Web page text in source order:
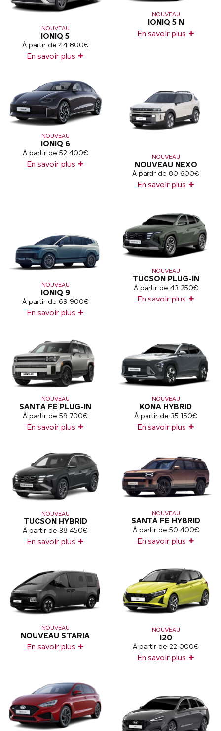
NOUVEAU
IONIQ 5
À partir de 44 800€
En savoir plus +
NOUVEAU
IONIQ 5 N
En savoir plus +
NOUVEAU
IONIQ 6
À partir de 52 400€
En savoir plus +
NOUVEAU
NOUVEAU NEXO
À partir de 80 600€
En savoir plus +
NOUVEAU
IONIQ 9
À partir de 69 900€
En savoir plus +
NOUVEAU
TUCSON PLUG-IN
À partir de 43 250€
En savoir plus +
NOUVEAU
SANTA FE PLUG-IN
À partir de 59 700€
En savoir plus +
NOUVEAU
KONA HYBRID
À partir de 35 150€
En savoir plus +
NOUVEAU
TUCSON HYBRID
À partir de 38 450€
En savoir plus +
NOUVEAU
SANTA FE HYBRID
À partir de 50 400€
En savoir plus +
NOUVEAU
NOUVEAU STARIA
En savoir plus +
NOUVEAU
I20
À partir de 22 000€
En savoir plus +